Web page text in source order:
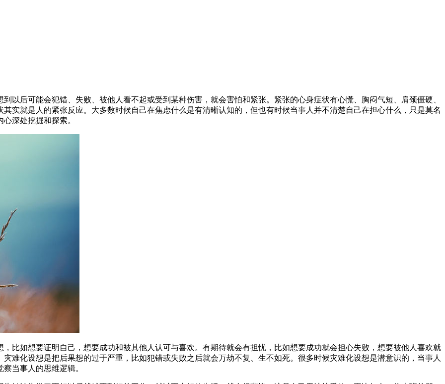
以后可能会犯错、失败、被他人看不起或受到某种伤害，就会害怕和紧张。紧张的心身症状有心慌、胸闷气短、肩颈僵硬、
实就是人的紧张反应。大多数时候自己在焦虑什么是有清晰认知的，但也有时候当事人并不清楚自己在担心什么，只是莫名
深处挖掘和探索。
比如想要证明自己，想要成功和被其他人认可与喜欢。有期待就会有担忧，比如想要成功就会担心失败，想要被他人喜欢就
难化设想是把后果想的过于严重，比如犯错或失败之后就会万劫不复、生不如死。很多时候灾难化设想是潜意识的，当事人
当事人的思维逻辑。